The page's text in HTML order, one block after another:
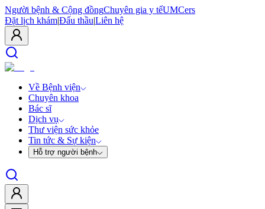
Người bệnh & Cộng đồngChuyên gia y tếUMCers
Đặt lịch khám|Đấu thầu|Liên hệ
Về Bệnh viện
Chuyên khoa
Bác sĩ
Dịch vụ
Thư viện sức khỏe
Tin tức & Sự kiện
Hỗ trợ người bệnh